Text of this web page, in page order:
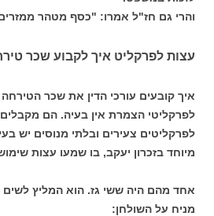
והרי גם חז"ל אמרו: "כסף מטהר
עצות לפרקליט איך לקבוע שכר
איך קובעים עורכי הדין את שכר
לפרקליטי הצמרת אין בעיה. הם
לפרקליטים צעירים ובלתי מנוסים יש
מיוחד בזכרון יעקב, בו שמעו עצות
אחד מהם היה ששי גז. הוא המליץ
מניח על השולחן: